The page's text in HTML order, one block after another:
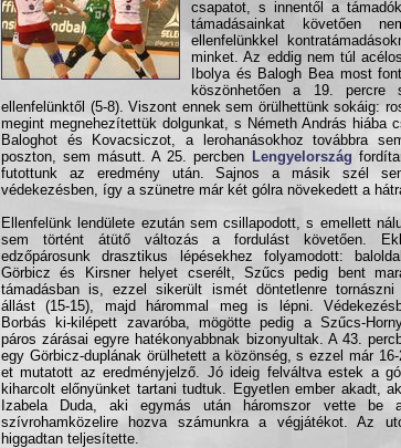
csapatot, s innentől a
támadásainkat követően
ellenfelünkkel
minket. Az eddig nem túl
Ibolya és Balogh Bea most
köszönhetően a 19. percre
ellenfelünktől (5-8). Viszont ennek sem örülhettünk sokáig:
megint megnehezítettük dolgunkat, s Németh András hiába
Baloghot és Kovacsiczot, a lerohanásokhoz továbbra
poszton, sem másutt. A 25. percben
Lengyelország
futottunk az eredmény után. Sajnos a másik szél
védekezésben, így a szünetre már két gólra növekedett a
Ellenfelünk lendülete ezután sem csillapodott, s emellett
sem történt átütő változás a fordulást követően.
edzőpárosunk drasztikus lépésekhez folyamodott:
Görbicz és Kirsner helyet cserélt, Szűcs pedig bent
támadásban is, ezzel sikerült ismét döntetlenre tornászni
állást (15-15), majd hárommal meg is lépni.
Borbás ki-kilépett zavaróba, mögötte pedig a Szűcs-
páros zárásai egyre hatékonyabbnak bizonyultak. A 43.
egy Görbicz-duplának örülhetett a közönség, s ezzel már 16-
et mutatott az eredményjelző. Jó ideig felváltva estek a
kiharcolt előnyünket tartani tudtuk. Egyetlen ember akadt,
Izabela Duda, aki egymás után háromszor vette be
szívrohamközelire hozva számunkra a végjátékot. Az
higgadtan teljesítette.